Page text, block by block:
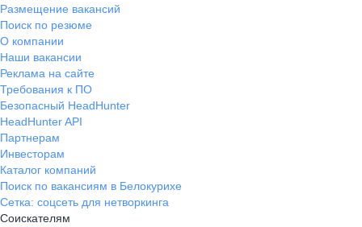
Размещение вакансий
Поиск по резюме
О компании
Наши вакансии
Реклама на сайте
Требования к ПО
Безопасный HeadHunter
HeadHunter API
Партнерам
Инвесторам
Каталог компаний
Поиск по вакансиям в Белокурихе
Сетка: соцсеть для нетворкинга
Соискателям